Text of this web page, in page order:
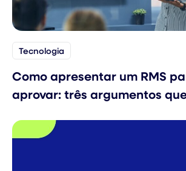
Tecnologia
Como apresentar um RMS
aprovar: três argumentos